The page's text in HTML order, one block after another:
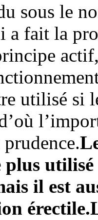
sous le
a fait la
utilisé si
il est
érectile.